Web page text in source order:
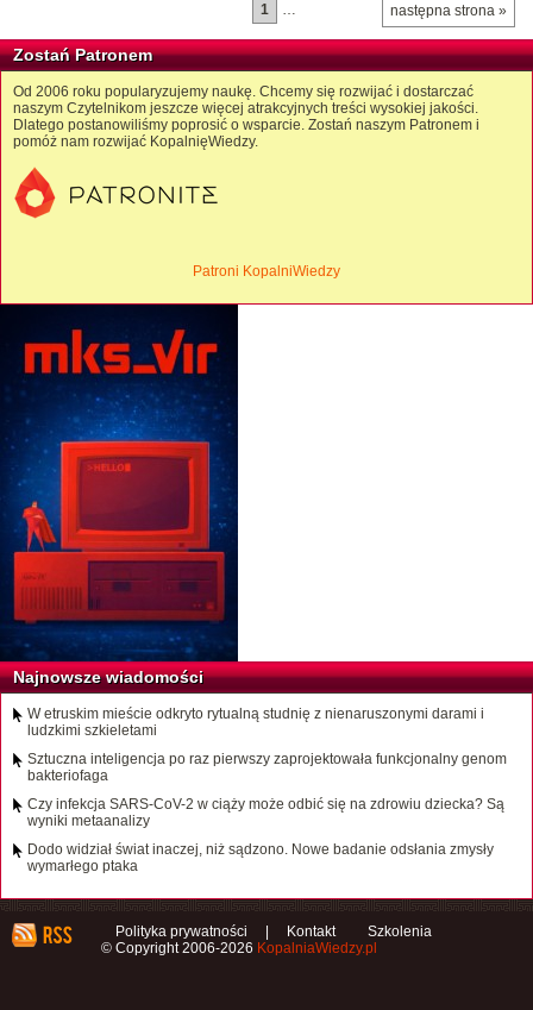
następna strona »
1 …
Zostań Patronem
Od 2006 roku popularyzujemy naukę. Chcemy się rozwijać i dostarczać
naszym Czytelnikom jeszcze więcej atrakcyjnych treści wysokiej jakości.
Dlatego postanowiliśmy poprosić o wsparcie. Zostań naszym Patronem i
pomóż nam rozwijać KopalnięWiedzy.
Patroni KopalniWiedzy
Najnowsze wiadomości
W etruskim mieście odkryto rytualną studnię z nienaruszonymi darami i
ludzkimi szkieletami
Sztuczna inteligencja po raz pierwszy zaprojektowała funkcjonalny genom
bakteriofaga
Czy infekcja SARS-CoV-2 w ciąży może odbić się na zdrowiu dziecka? Są
wyniki metaanalizy
Dodo widział świat inaczej, niż sądzono. Nowe badanie odsłania zmysły
wymarłego ptaka
Polityka prywatności Kontakt
Szkolenia
© Copyright 2006-2026 KopalniaWiedzy.pl